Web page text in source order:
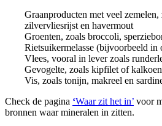
Graanproducten met veel
zilvervliesrijst en havermout
Groenten, zoals broccoli,
Rietsuikermelasse (bijvoorbeeld
Vlees, vooral in lever zoals
Gevogelte, zoals kipfilet of
Vis, zoals tonijn, makreel en
Check de pagina ‘Waar zit het in’ voor
bronnen waar mineralen in zitten.